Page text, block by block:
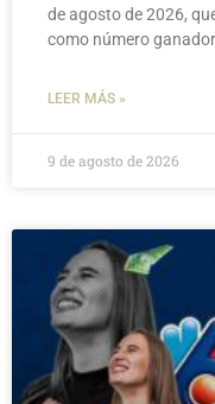
de agosto de 2026,
como número ganador
LEER MÁS »
9 de agosto de 2026